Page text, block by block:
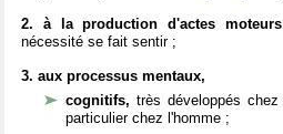
2. à la production d'actes moteurs
nécessité se fait sentir ;
3. aux processus mentaux,
cognitifs,très développés
particulier chez l'homme ;